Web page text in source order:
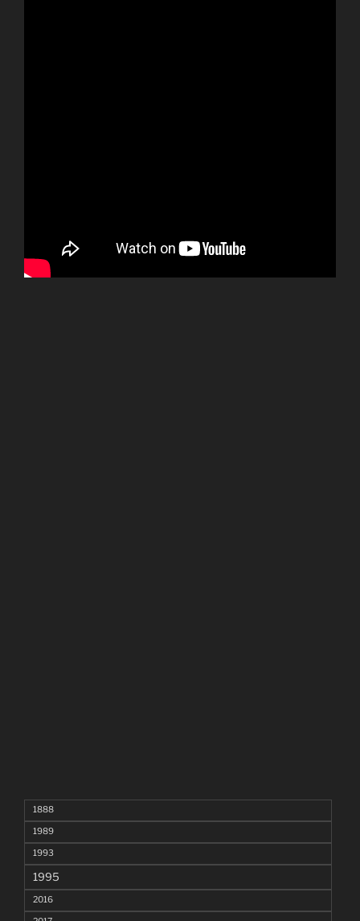
1888
1989
1993
1995
2016